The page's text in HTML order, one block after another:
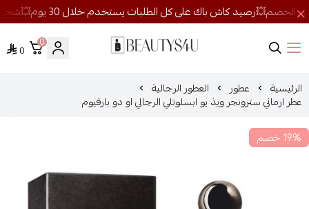
روائح الجمال
0
0
الرئيسية عطور العطور الرجالية
عطر ارماني سترونجر ويذ يو ابسلوتلي الرجالي او دو بارفيوم
19% خصم